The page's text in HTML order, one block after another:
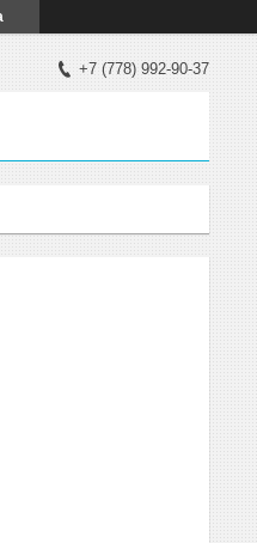
+7 (778) 992-90-37